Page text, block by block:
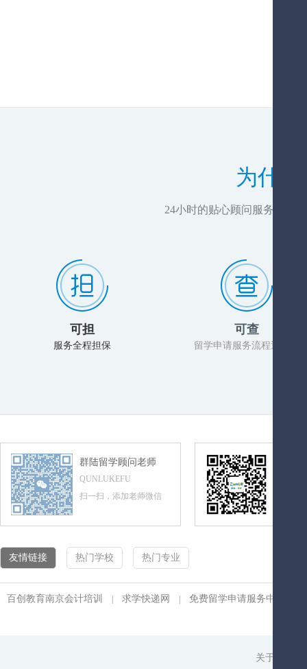
为什
24小时的贴心顾问服务，推
可担
服务全程担保
可查
留学申请服务流程透明化
群陆留学顾问老师
QUNLUKEFU
扫一扫，添加老师微信
友情链接 热门学校 热门专业
百创教育南京会计培训 | 求学快递网 | 免费留学申请服务中心
关于我们